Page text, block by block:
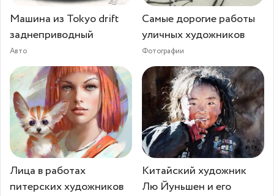
Машина из Tokyo drift
заднеприводный
Авто
Самые дорогие работы
уличных художников
Фотографии
Лица в работах
питерских художников
Китайский художник
Лю Йуньшен и его